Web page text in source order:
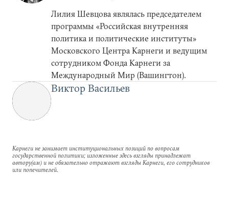
Лилия Шевцова являлась председателем
программы «Российская внутренняя
политика и политические институты»
Московского Центра Карнеги и ведущим
сотрудником Фонда Карнеги за
Международный Мир (Вашингтон).
Виктор Васильев
Карнеги не занимает институциональных позиций по вопросам
государственной политики; изложенные здесь взгляды принадлежат
автору(ам) и не обязательно отражают взгляды Карнеги, его сотрудников
или попечителей.